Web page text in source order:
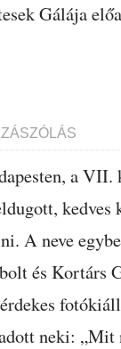
Gálája
a VII.
kedves
A neve
és Kortárs
neki: „Mit